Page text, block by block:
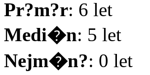
Pr?m?r: 6 let
Medi�n: 5 let
Nejm�n?: 0 let